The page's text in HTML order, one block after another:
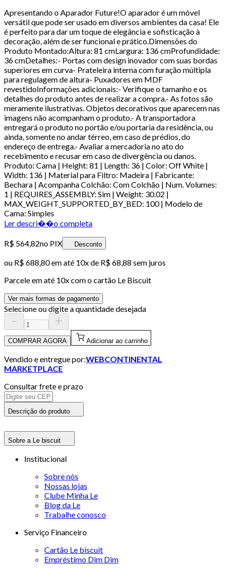
Apresentando o Aparador Future!O aparador é um móvel
versátil que pode ser usado em diversos ambientes da casa! Ele
é perfeito para dar um toque de elegância e sofisticação à
decoração, além de ser funcional e prático.Dimensões do
Produto Montado:Altura: 81 cmLargura: 136 cmProfundidade:
36 cmDetalhes:- Portas com design inovador com suas bordas
superiores em curva- Prateleira interna com furação múltipla
para regulagem de altura- Puxadores em MDF
revestidoInformações adicionais:- Verifique o tamanho e os
detalhes do produto antes de realizar a compra.- As fotos são
meramente ilustrativas. Objetos decorativos que aparecem nas
imagens não acompanham o produto.- A transportadora
entregará o produto no portão e/ou portaria da residência, ou
ainda, somente no andar térreo, em caso de prédios, do
endereço de entrega.- Avaliar a mercadoria no ato do
recebimento e recusar em caso de divergência ou danos.
Produto: Cama | Height: 81 | Length: 36 | Color: Off White |
Width: 136 | Material para Filtro: Madeira | Fabricante:
Bechara | Acompanha Colchão: Com Colchão | Num. Volumes:
1 | REQUIRES_ASSEMBLY: Sim | Weight: 30.02 |
MAX_WEIGHT_SUPPORTED_BY_BED: 100 | Modelo de
Cama: Simples
Ler descri��o completa
R$ 564,82no PIX Desconto
ou R$ 688,80em até 10x de R$ 68,88 sem juros
Parcele em até 10x com o cartão Le Biscuit
Ver mais formas de pagamento
Selecione ou digite a quantidade desejada
COMPRAR AGORA Adicionar ao carrinho
Vendido e entregue por:WEBCONTINENTAL
MARKETPLACE
Consultar frete e prazo
Descrição do produto
Sobre a Le biscuit
Institucional
Sobre nós
Nossas lojas
Clube Minha Le
Blog da Le
Trabalhe conosco
Serviço Financeiro
Cartão Le biscuit
Empréstimo Dim Dim